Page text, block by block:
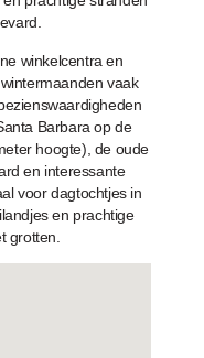
winkelcentra en
vaak
Barbara op de
hoogte), de oude
en interessante
voor dagtochtjes in
en prachtige
grotten.